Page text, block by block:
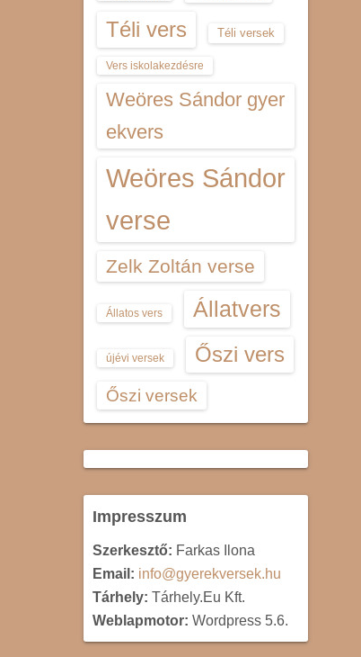
Téli vers Téli versek
Vers iskolakezdésre
Weöres Sándor gyer
ekvers
Weöres Sándor
verse
Zelk Zoltán verse
Állatos vers Állatvers
újévi versek Őszi vers
Őszi versek
Impresszum
Szerkesztő: Farkas Ilona
Email: info@gyerekversek.hu
Tárhely: Tárhely.Eu Kft.
Weblapmotor: Wordpress 5.6.